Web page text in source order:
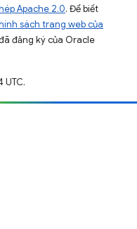
Apache 2.0. Để biết
sách trang web của
đăng ký của Oracle
UTC.